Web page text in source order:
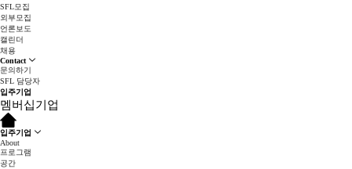
SFL모집
외부모집
언론보도
캘린더
채용
Contact
문의하기
SFL 담당자
입주기업
멤버십기업
입주기업
About
프로그램
공간